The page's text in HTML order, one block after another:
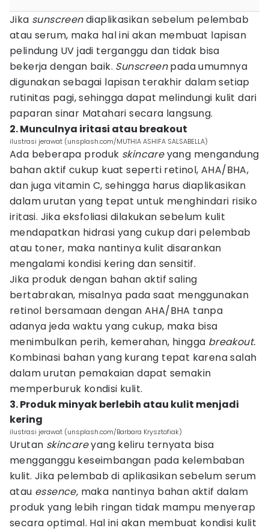
Jika sunscreendiaplikasikan sebelum pelembab
atau serum, maka hal ini akan membuat lapisan
pelindung UV jadi terganggu dan tidak bisa
bekerja dengan baik. Sunscreenpada umumnya
digunakan sebagai lapisan terakhir dalam setiap
rutinitas pagi, sehingga dapat melindungi kulit dari
paparan sinar Matahari secara langsung.
2. Munculnya iritasi atau breakout
ilustrasi jerawat (unsplash.com/MUTHIA ASHIFA SALSABELLA)
Ada beberapa produk skincareyang mengandung
bahan aktif cukup kuat seperti retinol, AHA/BHA,
dan juga vitamin C, sehingga harus diaplikasikan
dalam urutan yang tepat untuk menghindari risiko
iritasi. Jika eksfoliasi dilakukan sebelum kulit
mendapatkan hidrasi yang cukup dari pelembab
atau toner, maka nantinya kulit disarankan
mengalami kondisi kering dan sensitif.
Jika produk dengan bahan aktif saling
bertabrakan, misalnya pada saat menggunakan
retinol bersamaan dengan AHA/BHA tanpa
adanya jeda waktu yang cukup, maka bisa
menimbulkan perih, kemerahan, hingga breakout.
Kombinasi bahan yang kurang tepat karena salah
dalam urutan pemakaian dapat semakin
memperburuk kondisi kulit.
3. Produk minyak berlebih atau kulit menjadi
kering
ilustrasi jerawat (unsplash.com/Barbara Krysztofiak)
Urutan skincareyang keliru ternyata bisa
mengganggu keseimbangan pada kelembaban
kulit. Jika pelembab di aplikasikan sebelum serum
atau essence, maka nantinya bahan aktif dalam
produk yang lebih ringan tidak mampu menyerap
secara optimal. Hal ini akan membuat kondisi kulit